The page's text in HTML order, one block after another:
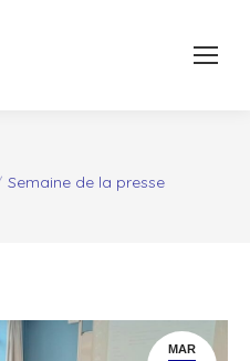
Semaine de la presse
MAR